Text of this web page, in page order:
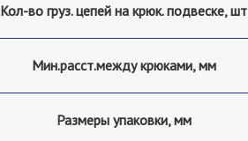
Кол-во груз. цепей на крюк. подвеске, шт
Мин.расст.между крюками, мм
Размеры упаковки, мм